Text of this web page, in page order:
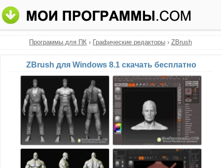
Программы для ПК › Графические редакторы › ZBrush
ZBrush для Windows 8.1 скачать бесплатно